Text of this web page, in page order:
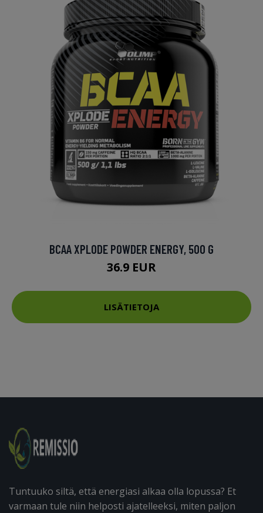
BCAA XPLODE POWDER ENERGY, 500 G
36.9 EUR
LISÄTIETOJA
Tuntuuko siltä, että energiasi alkaa olla lopussa? Et
varmaan tule niin helposti ajatelleeksi, miten paljon